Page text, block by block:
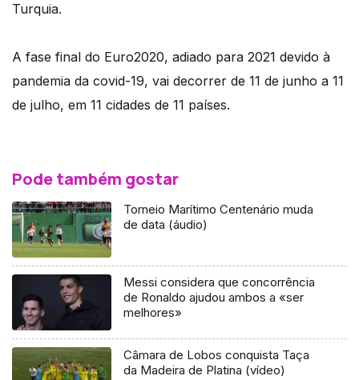
Turquia.
A fase final do Euro2020, adiado para 2021 devido à
pandemia da covid-19, vai decorrer de 11 de junho a 11
de julho, em 11 cidades de 11 países.
Pode também gostar
Torneio Marítimo Centenário muda
de data (áudio)
Messi considera que concorrência
de Ronaldo ajudou ambos a «ser
melhores»
Câmara de Lobos conquista Taça
da Madeira de Platina (vídeo)